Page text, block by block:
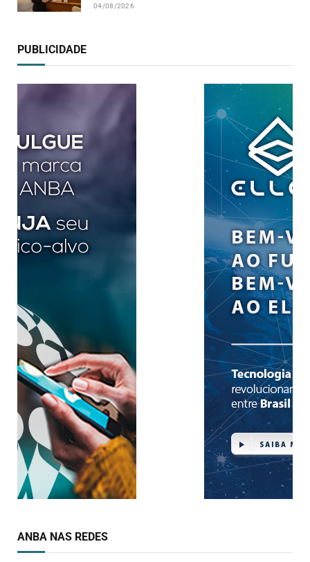
04/08/2026
PUBLICIDADE
ANBA NAS REDES